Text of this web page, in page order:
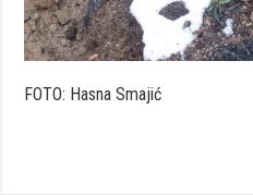
FOTO: Hasna Smajić